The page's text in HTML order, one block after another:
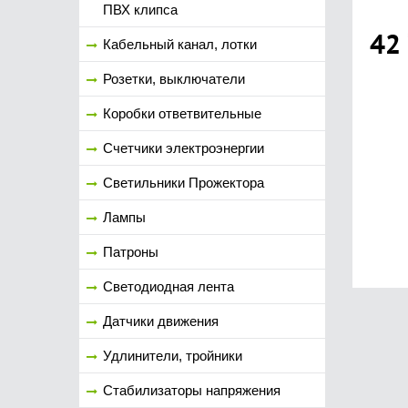
ПВХ клипса
Кабельный канал, лотки
Розетки, выключатели
Коробки ответвительные
Счетчики электроэнергии
Светильники Прожектора
Лампы
Патроны
Светодиодная лента
Датчики движения
Удлинители, тройники
Стабилизаторы напряжения
42